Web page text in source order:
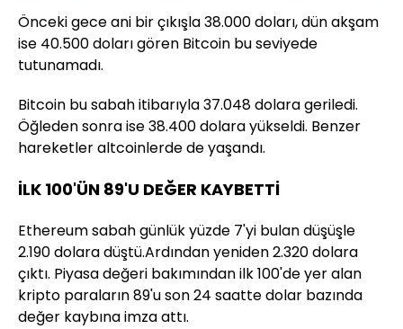
Önceki gece ani bir çıkışla 38.000 doları, dün akşam
ise 40.500 doları gören Bitcoin bu seviyede
tutunamadı.
Bitcoin bu sabah itibarıyla 37.048 dolara geriledi.
Öğleden sonra ise 38.400 dolara yükseldi. Benzer
hareketler altcoinlerde de yaşandı.
İLK 100'ÜN 89'U DEĞER KAYBETTİ
Ethereum sabah günlük yüzde 7'yi bulan düşüşle
2.190 dolara düştü.Ardından yeniden 2.320 dolara
çıktı. Piyasa değeri bakımından ilk 100'de yer alan
kripto paraların 89'u son 24 saatte dolar bazında
değer kaybına imza attı.